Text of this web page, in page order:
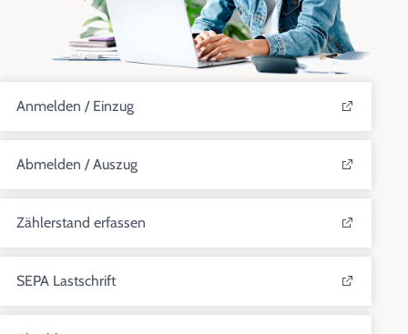
Anmelden / Einzug
Abmelden / Auszug
Zählerstand erfassen
SEPA Lastschrift